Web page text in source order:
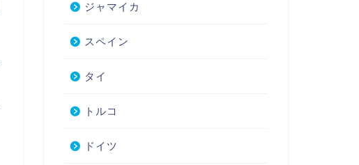
ジャマイカ
スペイン
タイ
トルコ
ドイツ